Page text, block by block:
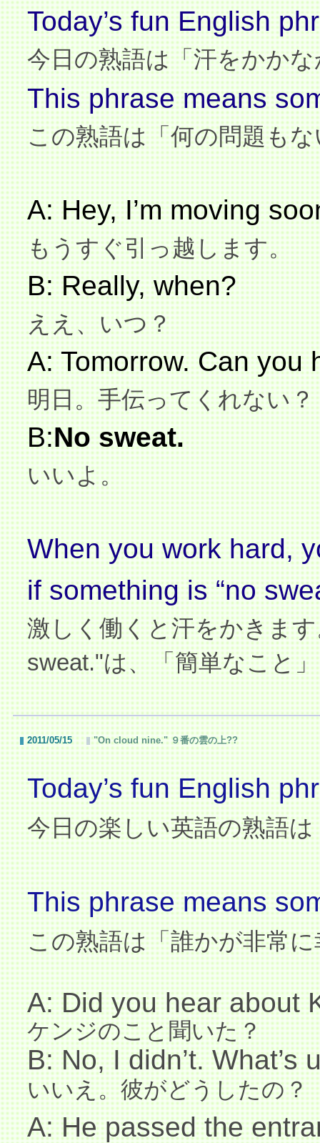
Today’s fun English
今日の熟語は「汗をかか
This phrase means
この熟語は「何の問題も
A: Hey, I’m moving
もうすぐ引っ越します。
B: Really, when?
ええ、いつ？
A: Tomorrow. Can you
明日。手伝ってくれない？
B:No sweat.
いいよ。
When you work hard,
if something is “no
激しく働くと汗をかきま
sweat."は、「簡単なこと
2011/05/15 "On cloud nine." ９番の雲の上??
Today’s fun English
今日の楽しい英語の熟語
This phrase means
この熟語は「誰かが非常
A: Did you hear about
ケンジのこと聞いた？
B: No, I didn’t. What’s
いいえ。彼がどうしたの？
A: He passed the